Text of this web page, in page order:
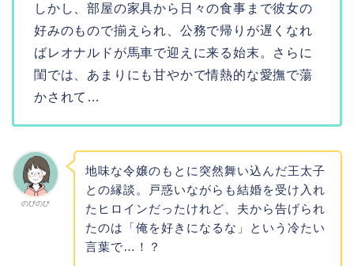
しかし、部屋の家具から日々の食事まで彼女の
好みのもので揃えられ、公務で帰りが遅くなれ
ばレオナルドが馬車で迎えに来る始末。さらに
閨では、あまりにも甘やかで情熱的な愛撫で蕩
かされて…
のびのび
地味な令嬢のもとに突然舞い込んだ王太子
との縁談。戸惑いながらも結婚を受け入れ
たヒロインだったけれど、夫から告げられ
たのは「俺を好きになるな」という冷たい
言葉で…！？